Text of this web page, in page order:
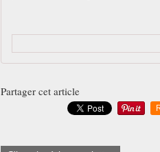
Partager cet article